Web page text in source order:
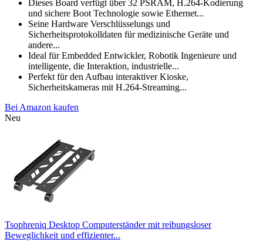
Dieses Board verfügt über 32 PSRAM, H.264-Kodierung
und sichere Boot Technologie sowie Ethernet...
Seine Hardware Verschlüsselungs und
Sicherheitsprotokolldaten für medizinische Geräte und
andere...
Ideal für Embedded Entwickler, Robotik Ingenieure und
intelligente, die Interaktion, industrielle...
Perfekt für den Aufbau interaktiver Kioske,
Sicherheitskameras mit H.264-Streaming...
Bei Amazon kaufen
Neu
Tsophreniq Desktop Computerständer mit reibungsloser
Beweglichkeit und effizienter...